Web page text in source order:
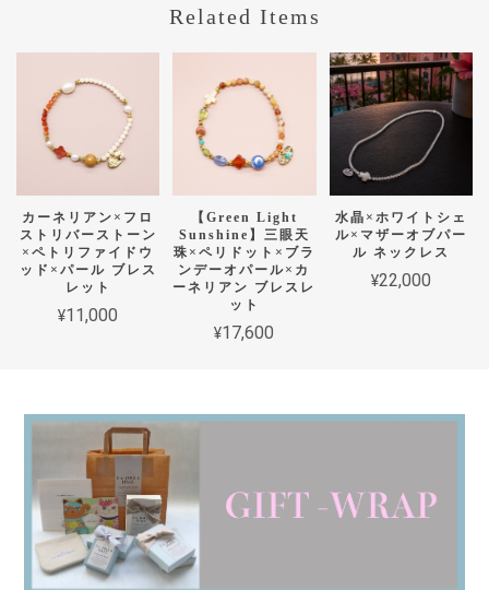
Related Items
カーネリアン×フロ
ストリバーストーン
×ペトリファイドウ
ッド×パール ブレス
レット
¥11,000
【Green Light
Sunshine】三眼天
珠×ペリドット×ブラ
ンデーオパール×カ
ーネリアン ブレスレ
ット
¥17,600
水晶×ホワイトシェ
ル×マザーオブパー
ル ネックレス
¥22,000